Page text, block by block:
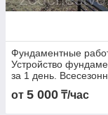
Фундаментные
Устройство
за 1 день.
строительство
быстровозводимых
от 5 000 ₸/час